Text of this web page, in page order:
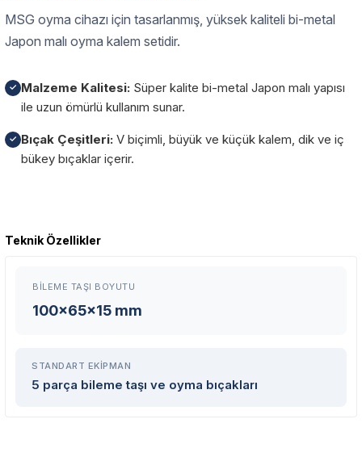
MSG oyma cihazı için tasarlanmış, yüksek kaliteli bi-metal
Japon malı oyma kalem setidir.
✓ Malzeme Kalitesi: Süper kalite bi-metal Japon malı yapısı
ile uzun ömürlü kullanım sunar.
✓ Bıçak Çeşitleri: V biçimli, büyük ve küçük kalem, dik ve iç
bükey bıçaklar içerir.
Güvenle Satın Alın
Tüm ürünlerimiz üretici firma garantisi altındadır. Size en yakın
Neden Güvenli?
Teknik Özellikler
BILEME TAŞI BOYUTU
100x65x15 mm
STANDART EKIPMAN
5 parça bileme taşı ve oyma bıçakları